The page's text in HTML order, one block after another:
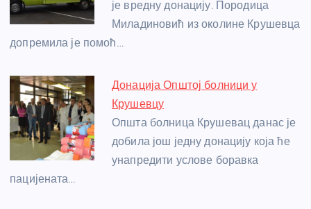
o
k
er
p
је вредну донацију. Породица
Миладиновић из околине Крушевца
допремила је помоћ…
Донација Општој болници у
Крушевцу
Општа болница Крушевац данас је
добила још једну донацију која ће
унапредити услове боравка
пацијената…